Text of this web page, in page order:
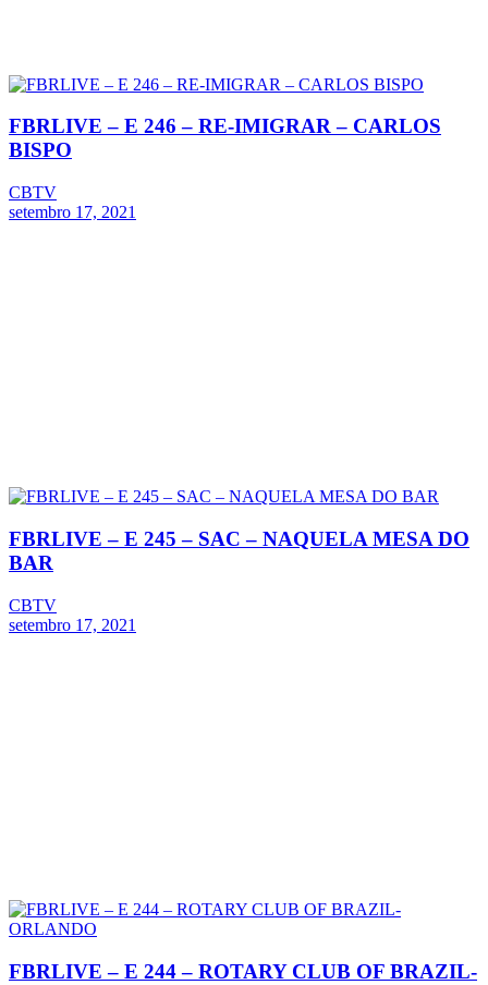
FBRLIVE – E 246 – RE-IMIGRAR – CARLOS
BISPO
CBTV
setembro 17, 2021
FBRLIVE – E 245 – SAC – NAQUELA MESA DO
BAR
CBTV
setembro 17, 2021
FBRLIVE – E 244 – ROTARY CLUB OF BRAZIL-